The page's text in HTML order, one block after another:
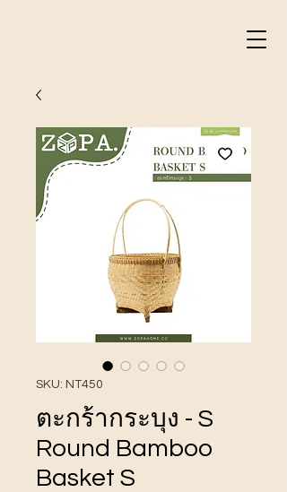
SKU: NT450
ตะกร้ากระบุง - S
Round Bamboo
Basket S